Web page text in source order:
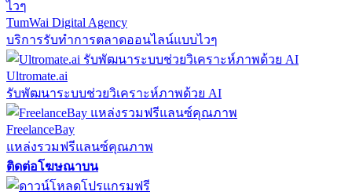
TumWai Digital Agency
บริการรับทำการตลาดออนไลน์แบบไวๆ
Ultromate.ai
รับพัฒนาระบบช่วยวิเคราะห์ภาพด้วย AI
FreelanceBay
แหล่งรวมฟรีแลนซ์คุณภาพ
ติดต่อโฆษณาบน